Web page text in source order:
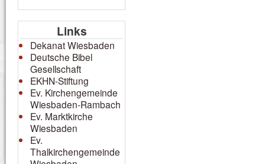
Links
Dekanat Wiesbaden
Deutsche Bibel
Gesellschaft
EKHN-Stiftung
Ev. Kirchengemeinde
Wiesbaden-Rambach
Ev. Marktkirche
Wiesbaden
Ev.
Thalkirchengemeinde